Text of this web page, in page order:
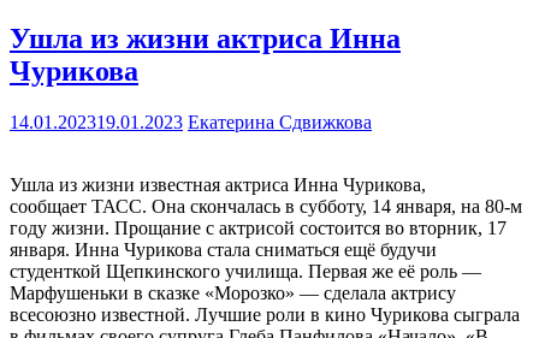
Ушла из жизни актриса Инна
Чурикова
14.01.202319.01.2023 Екатерина Сдвижкова
Ушла из жизни известная актриса Инна Чурикова,
сообщает ТАСС. Она скончалась в субботу, 14 января, на 80-м
году жизни. Прощание с актрисой состоится во вторник, 17
января. Инна Чурикова стала сниматься ещё будучи
студенткой Щепкинского училища. Первая же её роль —
Марфушеньки в сказке «Морозко» — сделала актрису
всесоюзно известной. Лучшие роли в кино Чурикова сыграла